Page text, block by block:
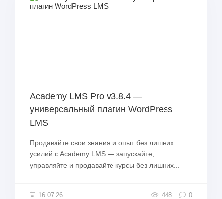
Academy LMS Pro v3.8.4 —
универсальный плагин WordPress
LMS
Продавайте свои знания и опыт без лишних
усилий с Academy LMS — запускайте,
управляйте и продавайте курсы без лишних...
16.07.26 448 0